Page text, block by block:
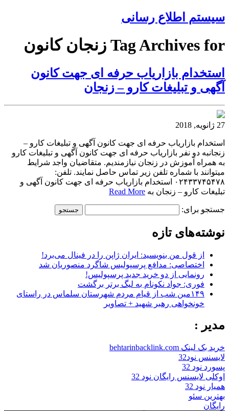
سیستم اطلاع رسانی
Tag Archives for زنجان کانون
استخدام بازاریاب حرفه ای جهت کانون
آگهی و تبلیغات کارو – زنجان
27 ژانویه, 2018
استخدام بازاریاب حرفه ای جهت کانون آگهی و تبلیغات کارو –
زنجانبه دو نفر بازاریاب حرفه ای جهت کانون آگهی و تبلیغات کارو
به همراه آموزش در زنجان نیازمندیم. متقاضیان واجد شرایط
میتوانند با شماره تلفن زیر تماس حاصل نمایند. تلفن:
۰۲۴۳۳۷۴۵۴۷۸ استخدام بازاریاب حرفه ای جهت کانون آگهی و
تبلیغات کارو – زنجان به Read More
جستجو برای:
نوشته‌های تازه
از قول من بنویسید: ایران ژاپن را در فینال می‌برد!
اختصاصی: مدافع پرسپولیس شاگرد منصوریان شد
رونمایی از دو خرید جدید پرسپولیس!
فوری: جواد نکونام به لیگ برتر برگشت
۱۴۹مین شب از قیام مردم شهرستان سلماس در راستای
خونخواهی رهبر شهید + تصاویر
مدیر :
خرید بک لینک behtarinbacklink.com
لایسنس نود32
پسورد نود 32
اوکلی لایسنس رایگان نود 32
همیار نود 32
بهترین سئو
رایگان